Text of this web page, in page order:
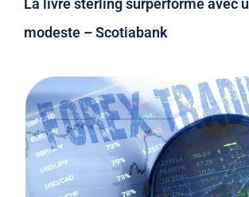
La livre sterling surperforme avec
modeste – Scotiabank